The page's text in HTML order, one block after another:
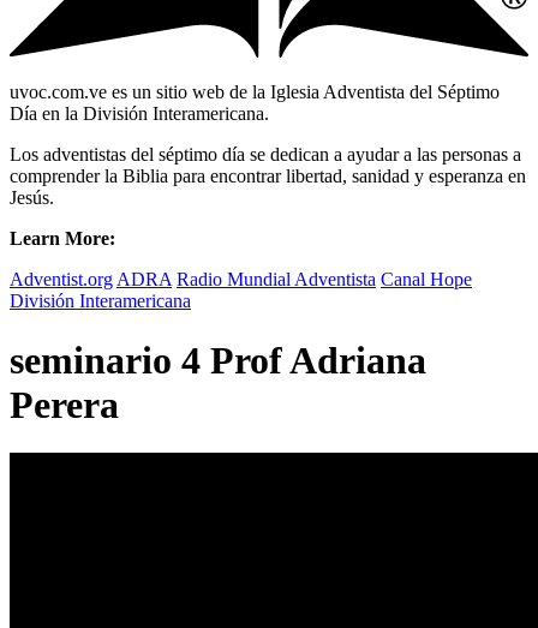
uvoc.com.ve es un sitio web de la Iglesia Adventista del Séptimo
Día en la División Interamericana.
Los adventistas del séptimo día se dedican a ayudar a las personas a
comprender la Biblia para encontrar libertad, sanidad y esperanza en
Jesús.
Learn More:
Adventist.org ADRA Radio Mundial Adventista Canal Hope
División Interamericana
seminario 4 Prof Adriana
Perera